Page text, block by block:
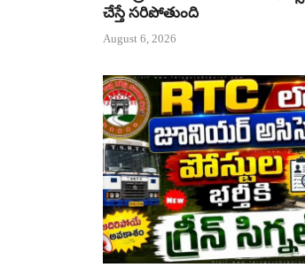
చేస్తే సరిపోతుంది
August 6, 2026